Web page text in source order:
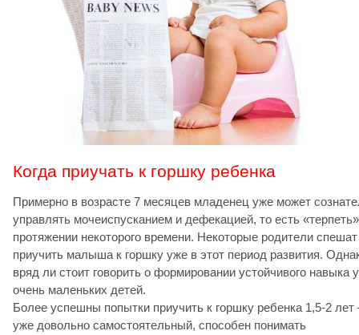
Когда приучать к горшку ребенка
Примерно в возрасте 7 месяцев младенец уже может
управлять мочеиспусканием и дефекацией, то есть
протяжении некоторого времени. Некоторые родители спешат
приучить малыша к горшку уже в этот период развития.
вряд ли стоит говорить о формировании устойчивого навыка у
очень маленьких детей.
Более успешны попытки приучить к горшку ребенка 1,5-2 лет
уже довольно самостоятельный, способен понимать